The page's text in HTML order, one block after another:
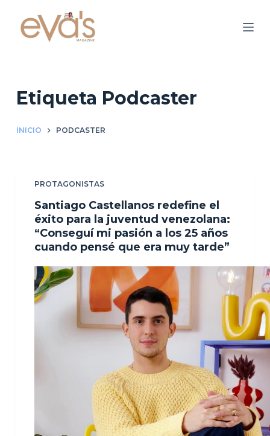
Etiqueta Podcaster
INICIO PODCASTER
PROTAGONISTAS
Santiago Castellanos redefine el
éxito para la juventud venezolana:
“Conseguí mi pasión a los 25 años
cuando pensé que era muy tarde”